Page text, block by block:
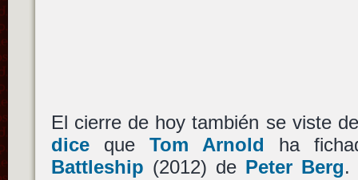
El cierre de hoy también se viste
diceque Tom Arnold ha
Battleship (2012) de Peter Berg.